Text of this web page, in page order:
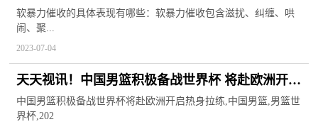
报？
软暴力催收的具体表现有哪些：软暴力催收包含滋扰、纠缠、哄
闹、聚...
2023-07-04
天天视讯！中国男篮积极备战世界杯 将赴欧洲开启
热身拉练
中国男篮积极备战世界杯将赴欧洲开启热身拉练,中国男篮,男篮世
界杯,202